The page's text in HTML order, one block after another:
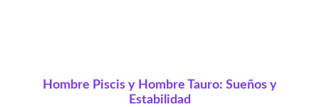
Hombre Piscis y Hombre Tauro: Sueños y
Estabilidad